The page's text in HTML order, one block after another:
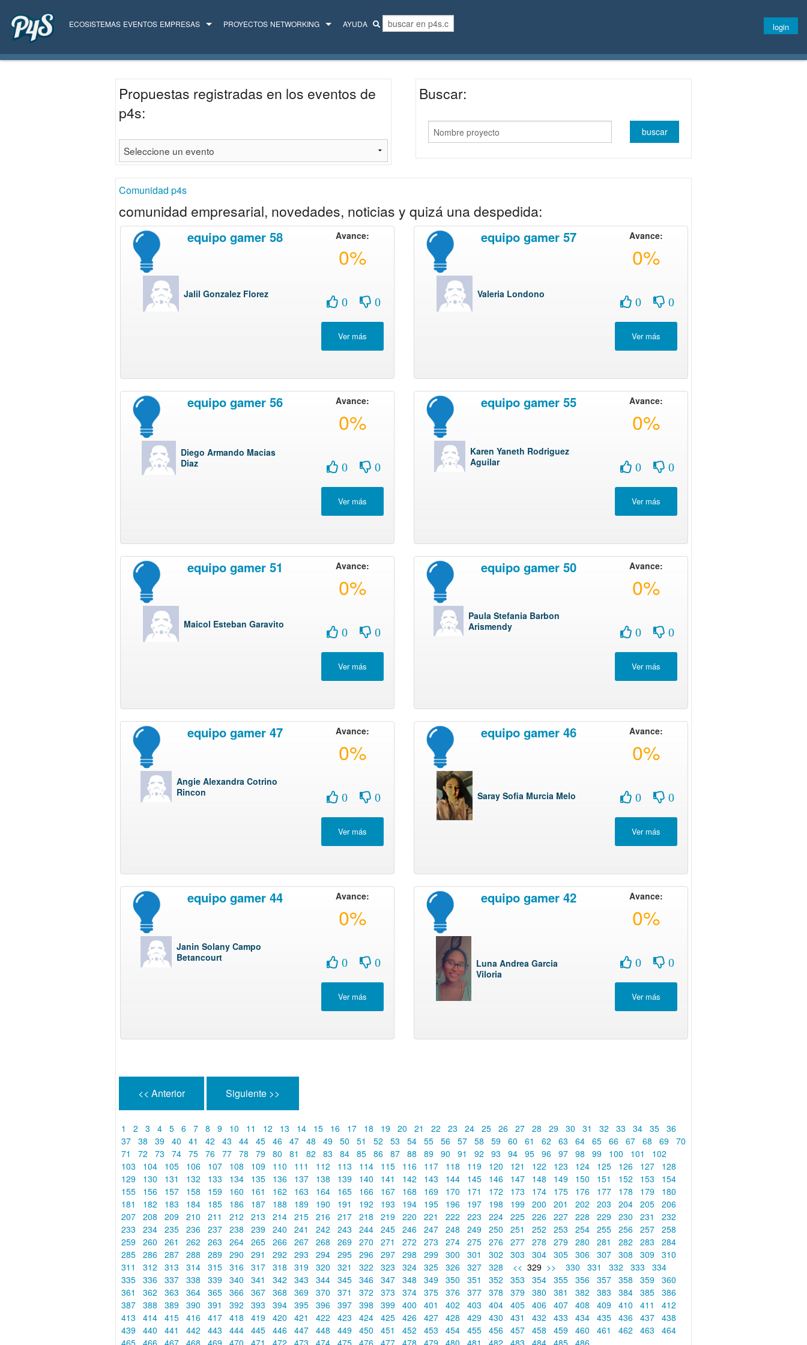
ECOSISTEMAS EVENTOS EMPRESAS PROYECTOS NETWORKING AYUDA login
Propuestas registradas en los eventos de
p4s:
Buscar:
Comunidad p4s
comunidad empresarial, novedades, noticias y quizá una despedida:
equipo gamer 58
Jalil Gonzalez Florez
Avance:
0%
0 0
equipo gamer 57
Valeria Londono
Avance:
0%
0 0
equipo gamer 56
Diego Armando Macias
Diaz
Avance:
0%
0 0
equipo gamer 55
Karen Yaneth Rodriguez
Aguilar
Avance:
0%
0 0
equipo gamer 51
Maicol Esteban Garavito
Avance:
0%
0 0
equipo gamer 50
Paula Stefania Barbon
Arismendy
Avance:
0%
0 0
equipo gamer 47
Angie Alexandra Cotrino
Rincon
Avance:
0%
0 0
equipo gamer 46
Saray Sofia Murcia Melo
Avance:
0%
0 0
equipo gamer 44
Janin Solany Campo
Betancourt
Avance:
0%
0 0
equipo gamer 42
Luna Andrea Garcia
Viloria
Avance:
0%
0 0
<< Anterior Siguiente >>
1 2 3 4 5 6 7 8 9 10 11 12 13 14 15 16 17 18 19 20 21 22 23 24 25 26 27 28 29 30 31 32 33 34 35 36
37 38 39 40 41 42 43 44 45 46 47 48 49 50 51 52 53 54 55 56 57 58 59 60 61 62 63 64 65 66 67 68 69 70
71
72 73 74 75 76 77 78 79 80 81 82 83 84 85 86 87 88 89 90 91 92 93 94 95 96 97 98 99 100 101
102
103
104 105 106 107 108 109 110 111 112 113 114 115 116 117 118 119 120 121 122 123 124 125 126 127
128
129
130 131 132 133 134 135 136 137 138 139 140 141 142 143 144 145 146 147 148 149 150 151 152 153
154
155
156 157 158 159 160 161 162 163 164 165 166 167 168 169 170 171 172 173 174 175 176 177 178 179
180
181
182 183 184 185 186 187 188 189 190 191 192 193 194 195 196 197 198 199 200 201 202 203 204 205 206
207 208 209 210 211 212 213 214 215 216 217 218 219 220 221 222 223 224 225 226 227 228 229 230 231
232
233
234 235 236 237 238 239 240 241 242 243 244 245 246 247 248 249 250 251 252 253 254 255 256 257 258
259 260 261 262 263 264 265 266 267 268 269 270 271 272 273 274 275 276 277 278 279 280 281 282 283
284
285 286 287 288 289 290 291 292 293 294 295 296 297 298 299 300 301 302 303 304 305 306 307 308 309 310
311
312 313 314 315 316 317 318 319 320 321 322 323 324 325 326 327 328 << 329 >> 330 331 332 333
334
335 336 337 338 339 340 341 342 343 344 345 346 347 348 349 350 351 352 353 354 355 356 357 358 359 360
361
362 363 364 365 366 367 368 369 370 371 372 373 374 375 376 377 378 379 380 381 382 383 384 385 386
387 388 389 390 391 392 393 394 395 396 397 398 399 400 401 402 403 404 405 406 407 408 409 410 411
412
413
414 415 416 417 418 419 420 421 422 423 424 425 426 427 428 429 430 431 432 433 434 435 436 437 438
439 440 441 442 443 444 445 446 447 448 449 450 451 452 453 454 455 456 457 458 459 460 461 462 463
464
465 466 467 468 469 470 471 472 473 474 475 476 477 478 479 480 481 482 483 484 485 486